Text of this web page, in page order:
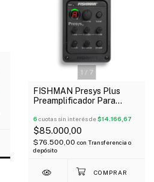
1 / 7
FISHMAN Presys Plus
Preamplificador Para
6 cuotas sin interés de$14.166,67
$85.000,00
$76.500,00 con Transferencia o
depósito